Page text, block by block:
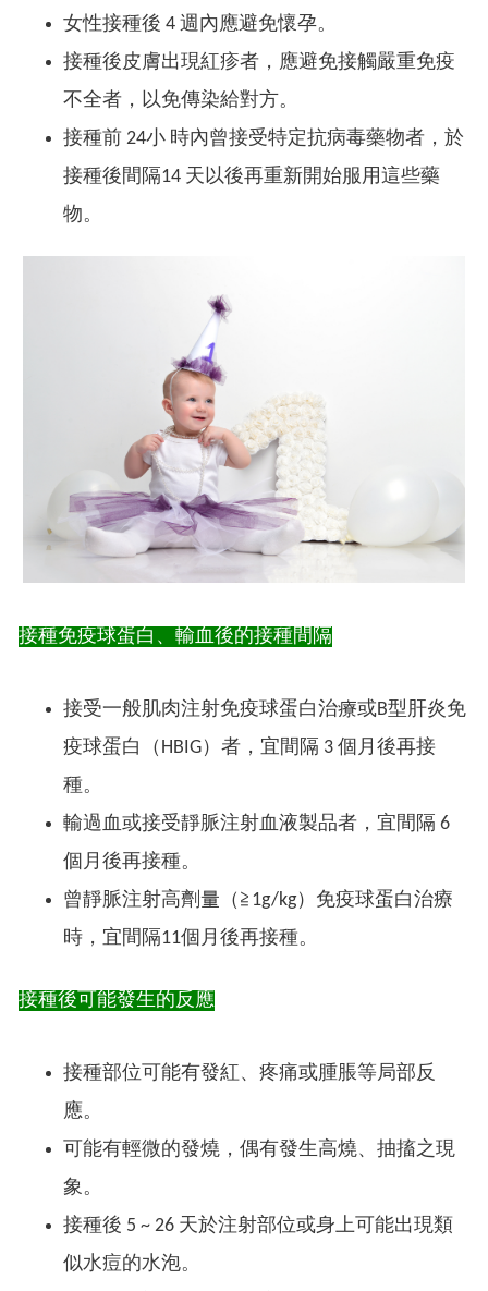
女性接種後 4 週內應避免懷孕。
接種後皮膚出現紅疹者，應避免接觸嚴重免疫
不全者，以免傳染給對方。
接種前 24小 時內曾接受特定抗病毒藥物者，於
接種後間隔14 天以後再重新開始服用這些藥
物。
接種免疫球蛋白、輸血後的接種間隔
接受一般肌肉注射免疫球蛋白治療或B型肝炎免
疫球蛋白（HBIG）者，宜間隔 3 個月後再接
種。
輸過血或接受靜脈注射血液製品者，宜間隔 6
個月後再接種。
曾靜脈注射高劑量（≧1g/kg）免疫球蛋白治療
時，宜間隔11個月後再接種。
接種後可能發生的反應
接種部位可能有發紅、疼痛或腫脹等局部反
應。
可能有輕微的發燒，偶有發生高燒、抽搐之現
象。
接種後 5 ~ 26 天於注射部位或身上可能出現類
似水痘的水泡。